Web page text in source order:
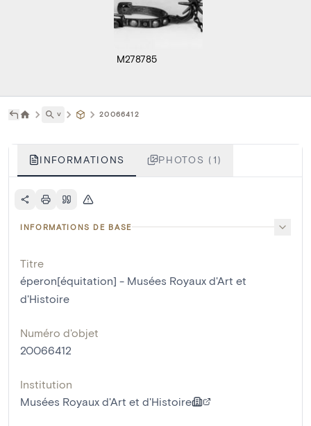
M278785
˅ 20066412
INFORMATIONS PHOTOS (1)
INFORMATIONS DE BASE
Titre
éperon[équitation] - Musées Royaux d'Art et
d'Histoire
Numéro d'objet
20066412
Institution
Musées Royaux d'Art et d'Histoire